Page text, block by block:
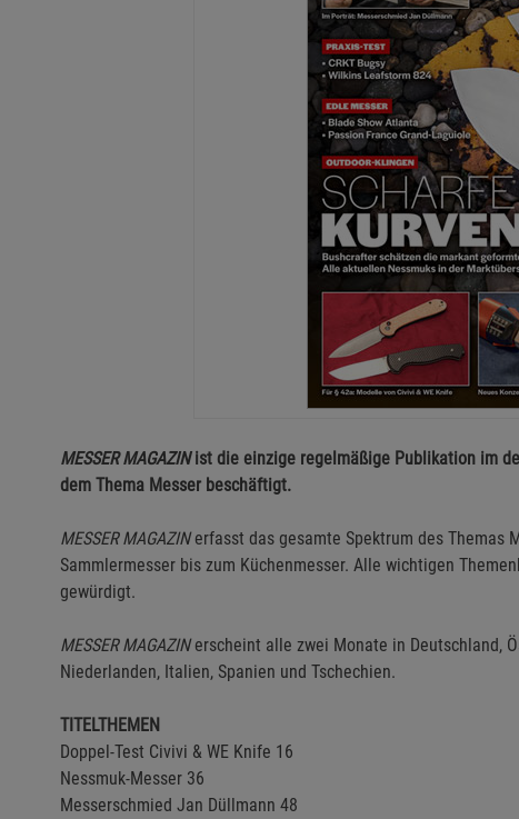
MESSER MAGAZINist die einzige regelmäßige Publikation im
dem Thema Messer beschäftigt.
MESSER MAGAZINerfasst das gesamte Spektrum des Themas
Sammlermesser bis zum Küchenmesser. Alle wichtigen
gewürdigt.
MESSER MAGAZINerscheint alle zwei Monate in Deutschland,
Niederlanden, Italien, Spanien und Tschechien.
TITELTHEMEN
Doppel-Test Civivi & WE Knife 16
Nessmuk-Messer 36
Messerschmied Jan Düllmann 48